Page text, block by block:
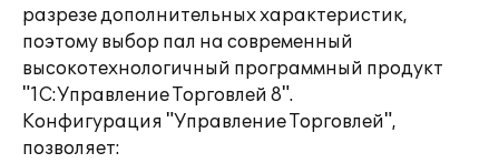
разрезе дополнительных характеристик,
поэтому выбор пал на современный
высокотехнологичный программный продукт
"1С:Управление Торговлей 8".
Конфигурация "Управление Торговлей",
позволяет: